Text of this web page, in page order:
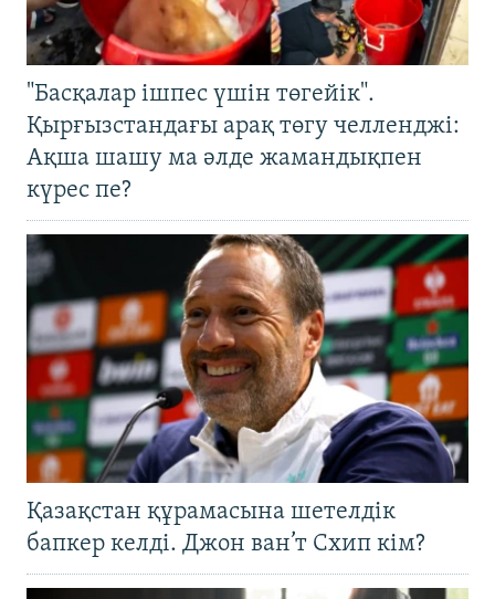
"Басқалар ішпес үшін төгейік".
Қырғызстандағы арақ төгу челленджі:
Ақша шашу ма әлде жамандықпен
күрес пе?
Қазақстан құрамасына шетелдік
бапкер келді. Джон ван’т Схип кім?